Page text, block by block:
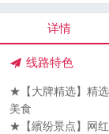
详情
线路特色
★【大牌精选】精
美食
★【繽纷景点】网